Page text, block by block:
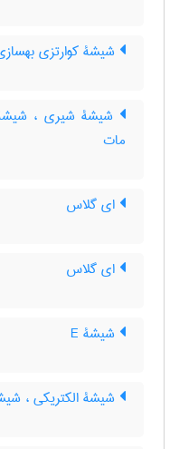
شیشۀ کوارتزی
شیشۀ شیری ،
مات
ای گلاس
ای گلاس
شیشۀ E
شیشۀ الکتریکی ،